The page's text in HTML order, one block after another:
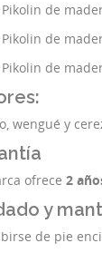
Pikolin de
Pikolin de
Pikolin de
wengué y
ofrece 2
y
de pie